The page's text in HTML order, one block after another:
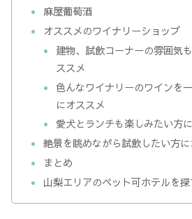
麻屋葡萄酒
オススメのワイナリーショップ
建物、試飲コーナーの雰囲気
ススメ
色んなワイナリーのワインを
にオススメ
愛犬とランチも楽しみたい方
絶景を眺めながら試飲したい方
まとめ
山梨エリアのペット可ホテルを探